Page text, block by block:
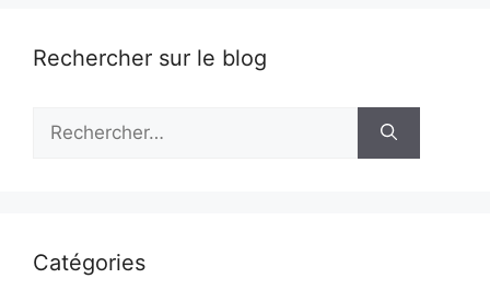
Rechercher sur le blog
Catégories